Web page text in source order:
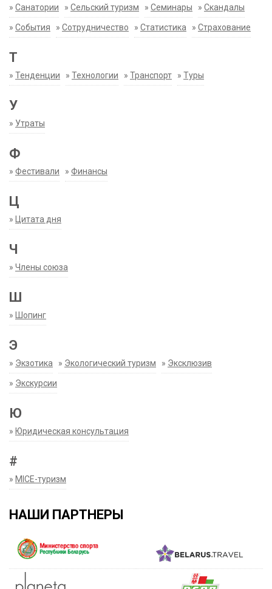
» Санатории » Сельский туризм » Семинары » Скандалы
» События » Сотрудничество » Статистика » Страхование
Т
» Тенденции » Технологии » Транспорт » Туры
У
» Утраты
Ф
» Фестивали » Финансы
Ц
» Цитата дня
Ч
» Члены союза
Ш
» Шопинг
Э
» Экзотика » Экологический туризм » Эксклюзив
» Экскурсии
Ю
» Юридическая консультация
#
» MICE-туризм
НАШИ ПАРТНЕРЫ